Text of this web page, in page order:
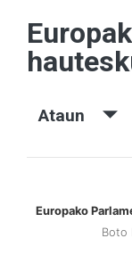
Ataun
Europako
Boto